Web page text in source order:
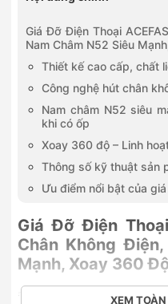
Giá Đỡ Điện Thoại
Nam Châm N52 Siêu
Thiết kế cao cấp, chất
Công nghệ hút chân
Nam châm N52 siêu
khi có ốp
Xoay 360 độ – Linh
Thông số kỹ thuật sản
Ưu điểm nổi bật của
Giá Đỡ Điện
Chân Không
Mạnh, Xoay 360
Bạn đang tìm kiếm một
XEM